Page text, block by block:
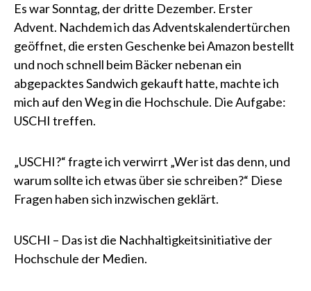
Es war Sonntag, der dritte Dezember. Erster
Advent. Nachdem ich das Adventskalendertürchen
geöffnet, die ersten Geschenke bei Amazon bestellt
und noch schnell beim Bäcker nebenan ein
abgepacktes Sandwich gekauft hatte, machte ich
mich auf den Weg in die Hochschule. Die Aufgabe:
USCHI treffen.
„USCHI?“ fragte ich verwirrt „Wer ist das denn, und
warum sollte ich etwas über sie schreiben?“ Diese
Fragen haben sich inzwischen geklärt.
USCHI – Das ist die Nachhaltigkeitsinitiative der
Hochschule der Medien.